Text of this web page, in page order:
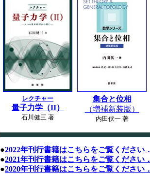
レクチャー
量子力学（II）
石川健三 著
集合と位相
（増補新装版）
内田伏一 著
●2022年刊行書籍はこちらをご覧ください．
●2021年刊行書籍はこちらをご覧ください．
●2020年刊行書籍はこちらをご覧ください．